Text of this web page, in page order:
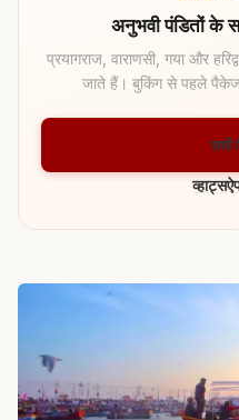
अनुभवी पंडितों के
प्रयागराज, वाराणसी, गया और
जाते हैं। बुकिंग से पहले पैकेज